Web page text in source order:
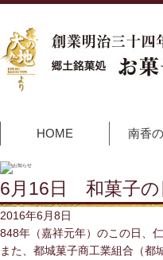
HOME 南香
6月16日 和菓子の
2016年6月8日
848年（嘉祥元年）のこの日、
また、都城菓子商工業組合（